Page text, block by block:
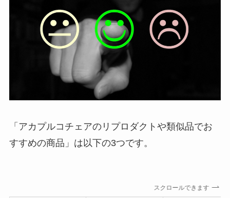
「アカプルコチェアのリプロダクトや類似品でお
すすめの商品」は以下の3つです。
スクロールできます